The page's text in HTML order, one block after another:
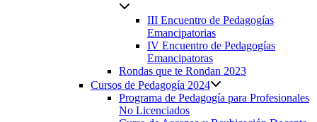
III Encuentro de Pedagogías
Emancipatorias
IV Encuentro de Pedagogías
Emancipatoras
Rondas que te Rondan 2023
Cursos de Pedagogía 2024
Programa de Pedagogía para Profesionales
No Licenciados